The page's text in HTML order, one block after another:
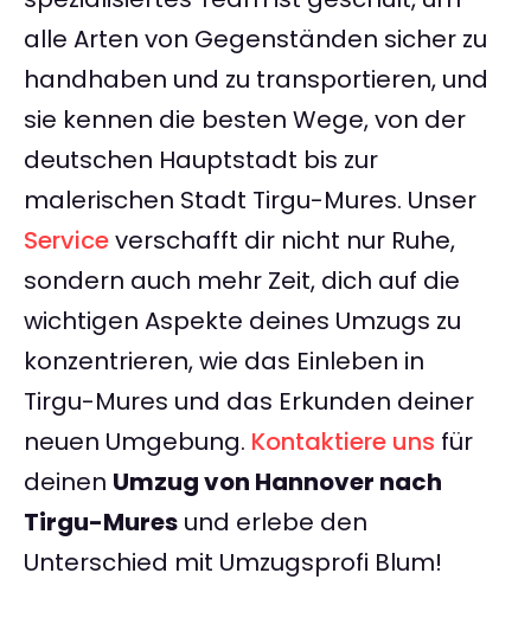
alle Arten von Gegenständen sicher zu
handhaben und zu transportieren, und
sie kennen die besten Wege, von der
deutschen Hauptstadt bis zur
malerischen Stadt Tirgu-Mures. Unser
Serviceverschafft dir nicht nur Ruhe,
sondern auch mehr Zeit, dich auf die
wichtigen Aspekte deines Umzugs zu
konzentrieren, wie das Einleben in
Tirgu-Mures und das Erkunden deiner
neuen Umgebung. Kontaktiere uns für
deinen Umzug von Hannover nach
Tirgu-Mures und erlebe den
Unterschied mit Umzugsprofi Blum!